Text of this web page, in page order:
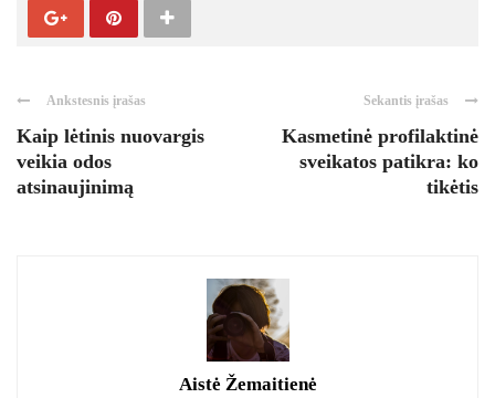
Ankstesnis įrašas
Kaip lėtinis nuovargis
veikia odos
atsinaujinimą
Sekantis įrašas
Kasmetinė profilaktinė
sveikatos patikra: ko
tikėtis
Aistė Žemaitienė